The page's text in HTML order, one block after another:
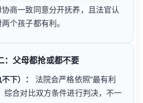
商一致同意分开抚养，且法官认
个孩子都有利。
：父母都抢或都不要
下）：
法院会严格依照“最有利
综合对比双方条件进行判决，不一